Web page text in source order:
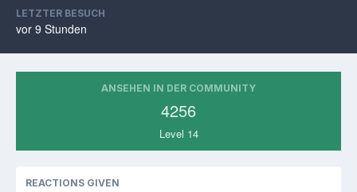
LETZTER BESUCH
vor 9 Stunden
ANSEHEN IN DER COMMUNITY
4256
Level 14
REACTIONS GIVEN